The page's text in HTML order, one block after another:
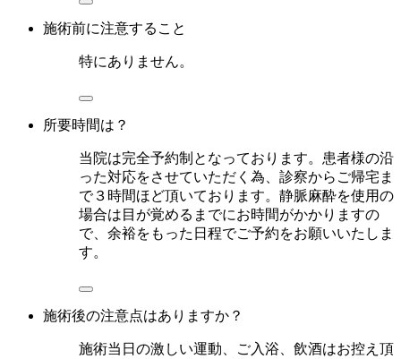
施術前に注意すること
特にありません。
所要時間は？
当院は完全予約制となっております。患者様の沿
った対応をさせていただく為、診察からご帰宅ま
で３時間ほど頂いております。静脈麻酔を使用の
場合は目が覚めるまでにお時間がかかりますの
で、余裕をもった日程でご予約をお願いいたしま
す。
施術後の注意点はありますか？
施術当日の激しい運動、ご入浴、飲酒はお控え頂